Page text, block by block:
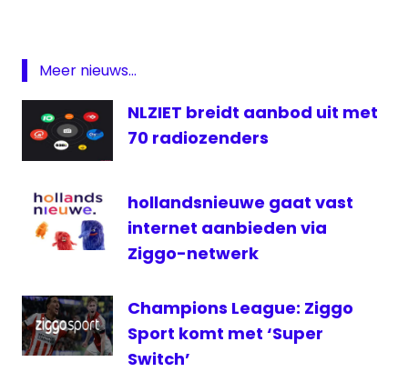
piraat
Radio
radio
West
televisie
Utopia
Meer nieuws...
NLZIET breidt aanbod uit met
70 radiozenders
hollandsnieuwe gaat vast
internet aanbieden via
Ziggo-netwerk
Champions League: Ziggo
Sport komt met ‘Super
Switch’